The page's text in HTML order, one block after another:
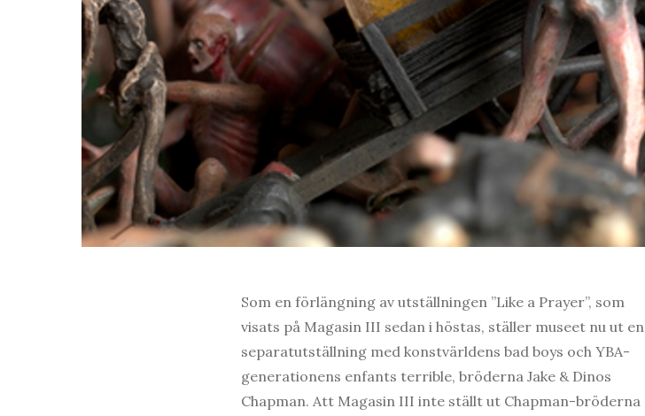
Som en förlängning av utställningen ”Like a Prayer”, som
visats på Magasin III sedan i höstas, ställer museet nu ut en
separatutställning med konstvärldens bad boys och YBA-
generationens enfants terrible, bröderna Jake & Dinos
Chapman. Att Magasin III inte ställt ut Chapman-bröderna